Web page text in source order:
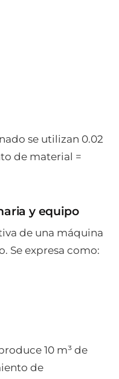
se utilizan 0.02
de material =
y equipo
de una máquina
Se expresa como:
10 m³ de
de